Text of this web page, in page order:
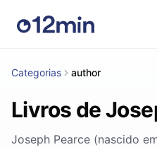
Categorias author
Livros de
Joseph Pearce (nascido